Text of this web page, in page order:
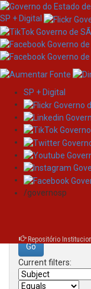
Skip
navigation
SP + Digital
SP + Digital
/governosp
Repositório
Search
Search:
Current filters: